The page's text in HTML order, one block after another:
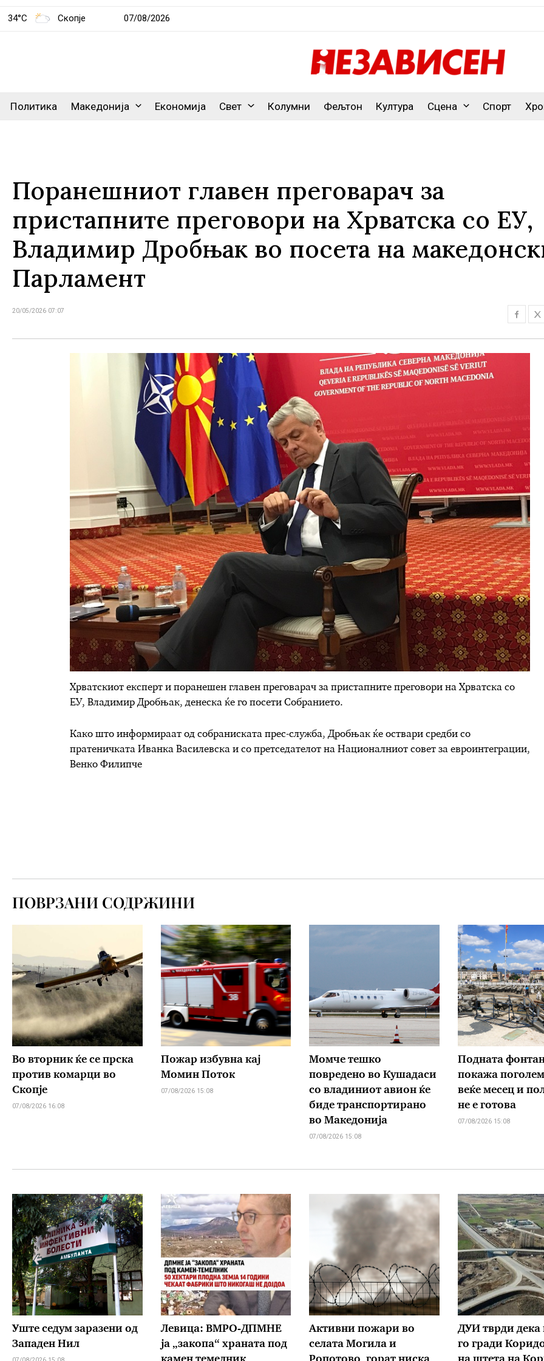
34°C Скопје 07/08/2026
Политика Македонија Економија Свет Колумни Фељтон Култура Сцена Спорт
Поранешниот главен преговарач за
пристапните преговори на Хрватска со ЕУ,
Владимир Дробњак во посета на
Парламент
20/05/2026 07:07
Хрватскиот експерт и поранешен главен преговарач за пристапните преговори на Хрватска со
ЕУ, Владимир Дробњак, денеска ќе го посети Собранието.
Како што информираат од собраниската прес-служба, Дробњак ќе оствари средби со
пратеничката Иванка Василевска и со претседателот на Националниот совет за евроинтеграции,
Венко Филипче
ПОВРЗАНИ СОДРЖИНИ
Во вторник ќе се прска
против комарци во
Скопје
07/08/2026 16:08
Пожар избувна кај
Момин Поток
07/08/2026 15:08
Момче тешко
повредено во Кушадаси
со владиниот авион ќе
биде транспортирано
во Македонија
07/08/2026 15:08
Подната
покажа поголем
веќе месец и
не е готова
07/08/2026 15:08
Уште седум заразени од
Западен Нил
Левица: ВМРО-ДПМНЕ
ја „закопа“ храната под
Активни пожари во
селата Могила и
ДУИ тврди дека
го гради